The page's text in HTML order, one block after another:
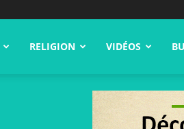
RELIGION VIDÉOS